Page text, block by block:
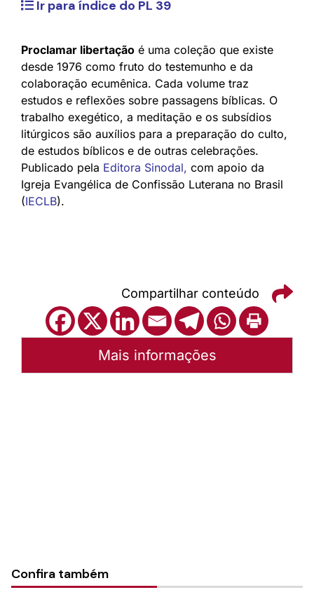
Ir para índice do PL 39
Proclamar libertação é uma coleção que existe
desde 1976 como fruto do testemunho e da
colaboração ecumênica. Cada volume traz
estudos e reflexões sobre passagens bíblicas. O
trabalho exegético, a meditação e os subsídios
litúrgicos são auxílios para a preparação do culto,
de estudos bíblicos e de outras celebrações.
Publicado pela Editora Sinodal, com apoio da
Igreja Evangélica de Confissão Luterana no Brasil
(IECLB).
Compartilhar conteúdo
Mais informações
Confira também